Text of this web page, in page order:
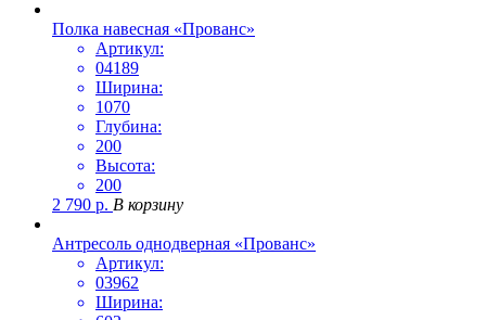
Полка навесная «Прованс»
Артикул:
04189
Ширина:
1070
Глубина:
200
Высота:
200
2 790 р. В корзину
Антресоль однодверная «Прованс»
Артикул:
03962
Ширина: